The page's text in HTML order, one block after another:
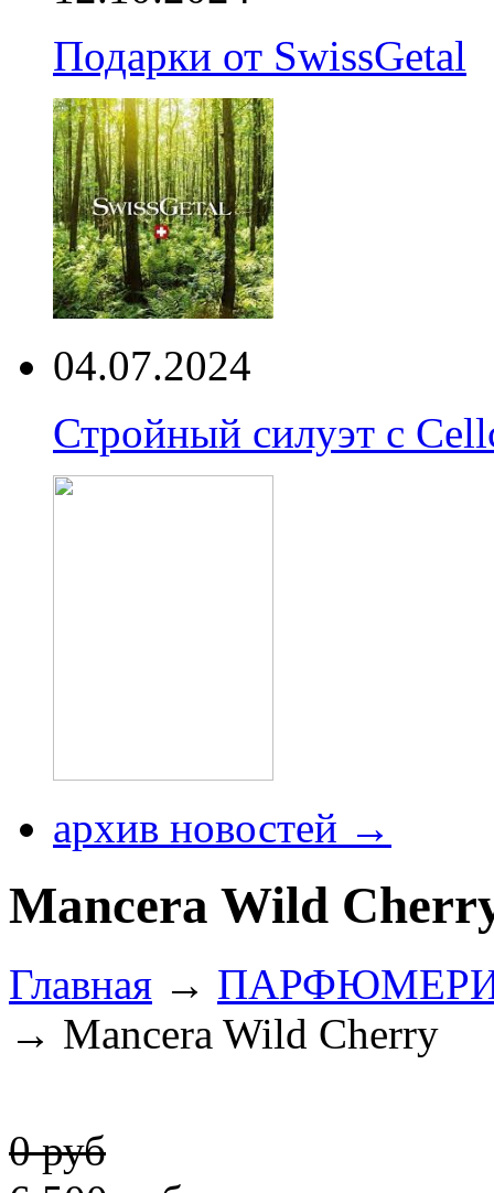
Подарки от SwissGetal
04.07.2024
Стройный силуэт с
архив новостей →
Mancera Wild
Главная →
→ Mancera Wild Cherry
0 руб